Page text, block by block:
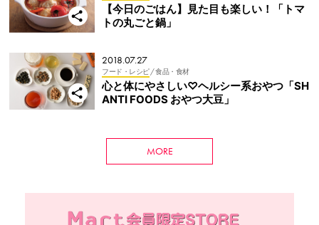
【今日のごはん】見た目も楽しい！「トマ
トの丸ごと鍋」
2018.07.27
フード・レシピ/ 食品・食材
心と体にやさしい♡ヘルシー系おやつ「SH
ANTI FOODS おやつ大豆」
MORE